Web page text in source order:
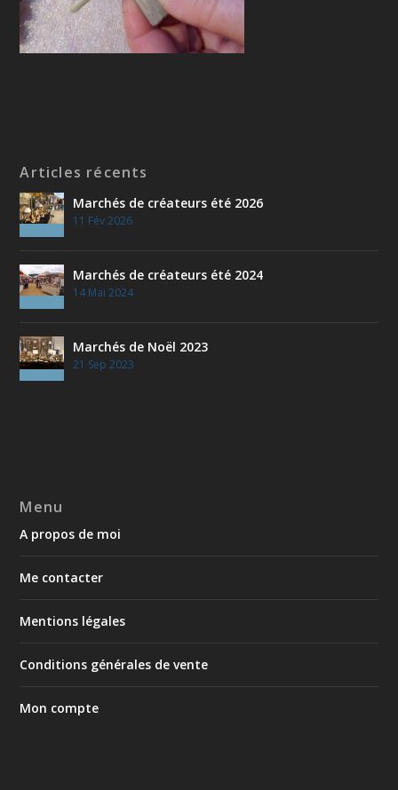
Articles récents
Marchés de créateurs été 2026
11 Fév 2026
Marchés de créateurs été 2024
14 Mai 2024
Marchés de Noël 2023
21 Sep 2023
Menu
A propos de moi
Me contacter
Mentions légales
Conditions générales de vente
Mon compte